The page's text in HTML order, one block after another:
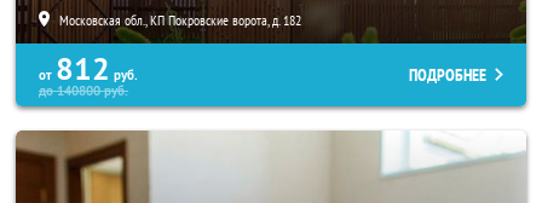
Московская обл., КП Покровские ворота, д. 182
от 812 руб.
до140800руб.
ПОДРОБНЕЕ